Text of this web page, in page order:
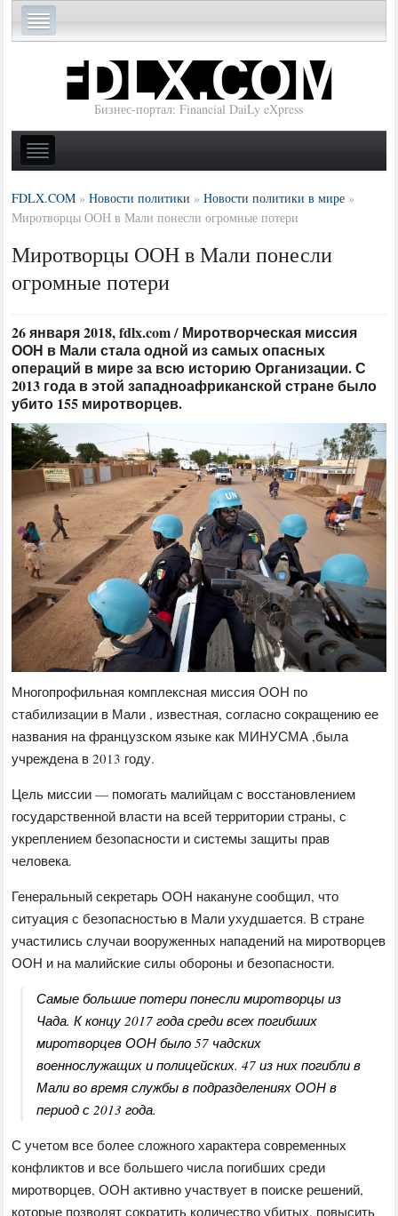
Бизнес-портал: Financial DaiLy eXpress
FDLX.COM »Новости политики »Новости политики в мире »
Миротворцы ООН в Мали понесли огромные потери
Миротворцы ООН в Мали понесли
огромные потери
26 января 2018, fdlx.com / Миротворческая миссия
ООН в Мали стала одной из самых опасных
операций в мире за всю историю Организации. С
2013 года в этой западноафриканской стране было
убито 155 миротворцев.
Многопрофильная комплексная миссия ООН по
стабилизации в Мали , известная, согласно сокращению ее
названия на французском языке как МИНУСМА ,была
учреждена в 2013 году.
Цель миссии — помогать малийцам с восстановлением
государственной власти на всей территории страны, с
укреплением безопасности и системы защиты прав
человека.
Генеральный секретарь ООН накануне сообщил, что
ситуация с безопасностью в Мали ухудшается. В стране
участились случаи вооруженных нападений на миротворцев
ООН и на малийские силы обороны и безопасности.
Самые большие потери понесли миротворцы из
Чада. К концу 2017 года среди всех погибших
миротворцев ООН было 57 чадских
военнослужащих и полицейских. 47 из них погибли в
Мали во время службы в подразделениях ООН в
период с 2013 года.
С учетом все более сложного характера современных
конфликтов и все большего числа погибших среди
миротворцев, ООН активно участвует в поиске решений,
которые позволят сократить количество убитых, повысить